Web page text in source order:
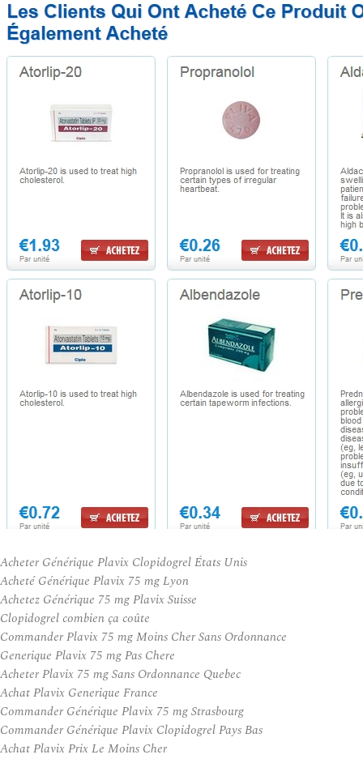
Acheter Générique Plavix Clopidogrel États Unis
Acheté Générique Plavix 75 mg Lyon
Achetez Générique 75 mg Plavix Suisse
Clopidogrel combien ça coûte
Commander Plavix 75 mg Moins Cher Sans Ordonnance
Generique Plavix 75 mg Pas Chere
Acheter Plavix 75 mg Sans Ordonnance Quebec
Achat Plavix Generique France
Commander Générique Plavix 75 mg Strasbourg
Commander Générique Plavix Clopidogrel Pays Bas
Achat Plavix Prix Le Moins Cher